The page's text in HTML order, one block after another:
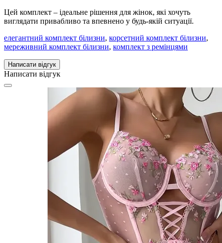
Цей комплект – ідеальне рішення для жінок, які хочуть
виглядати привабливо та впевнено у будь-якій ситуації.
елегантний комплект білизни, корсетний комплект білизни,
мереживний комплект білизни, комплект з ремінцями
Написати відгук
Написати відгук